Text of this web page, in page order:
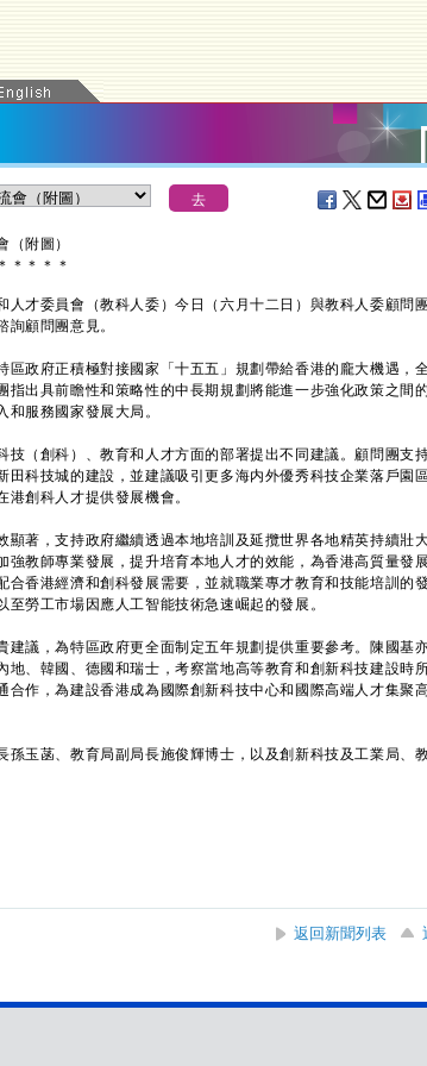
附圖）
＊ ＊ ＊ ＊ ＊
才委員會（教科人委）今日（六月十二日）與教科人委顧問
顧問團意見。
政府正積極對接國家「十五五」規劃帶給香港的龐大機遇，
出具前瞻性和策略性的中長期規劃將能進一步強化政策之間的
服務國家發展大局。
（創科）、教育和人才方面的部署提出不同建議。顧問團支
田科技城的建設，並建議吸引更多海内外優秀科技企業落戶園
創科人才提供發展機會。
著，支持政府繼續透過本地培訓及延攬世界各地精英持續壯
教師專業發展，提升培育本地人才的效能，為香港高質量發
合香港經濟和創科發展需要，並就職業專才教育和技能培訓的
勞工市場因應人工智能技術急速崛起的發展。
議，為特區政府更全面制定五年規劃提供重要參考。陳國基
、韓國、德國和瑞士，考察當地高等教育和創新科技建設時
合作，為建設香港成為國際創新科技中心和國際高端人才集聚
玉菡、教育局副局長施俊輝博士，以及創新科技及工業局、
返回新聞列表